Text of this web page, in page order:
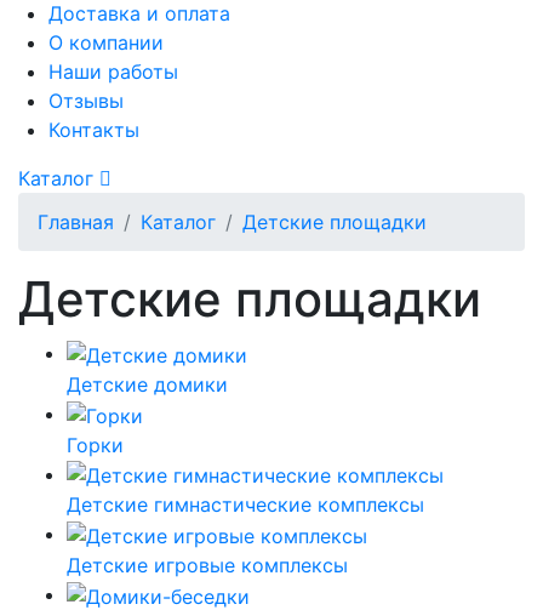
Доставка и оплата
О компании
Наши работы
Отзывы
Контакты
Каталог
Главная
Каталог Детские площадки
Детские площадки
Детские домики
Горки
Детские гимнастические комплексы
Детские игровые комплексы